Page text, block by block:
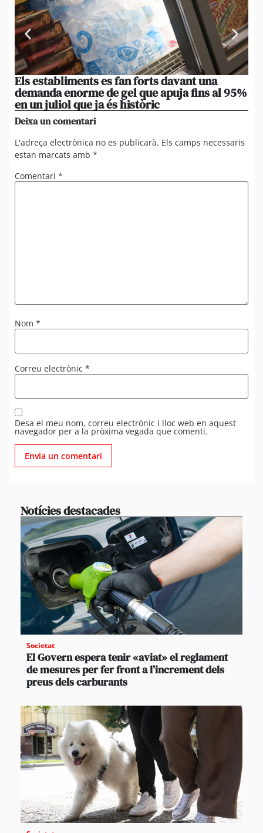
Els establiments es fan forts davant una
demanda enorme de gel que apuja fins al 95%
en un juliol que ja és històric
Deixa un comentari
L'adreça electrònica no es publicarà. Els camps necessaris
estan marcats amb *
Comentari *
Nom *
Correu electrònic *
Desa el meu nom, correu electrònic i lloc web en aquest
navegador per a la pròxima vegada que comenti.
Notícies destacades
Societat
El Govern espera tenir «aviat» el reglament
de mesures per fer front a l’increment dels
preus dels carburants